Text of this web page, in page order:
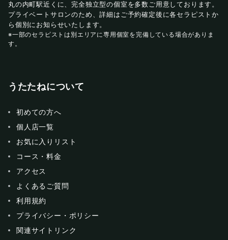
丸の内町駅近くに、完全独立型の個室を多数ご用意しております。
プライベートサロンのため、詳細はご予約確定後に各セラピストか
ら個別にお知らせいたします。
※一部のセラピストは別エリアに専用個室を完備している場合がありま
す。
うたたねについて
初めての方へ
個人店一覧
お気に入りリスト
コース・料金
アクセス
よくあるご質問
利用規約
プライバシー・ポリシー
関連サイトリンク